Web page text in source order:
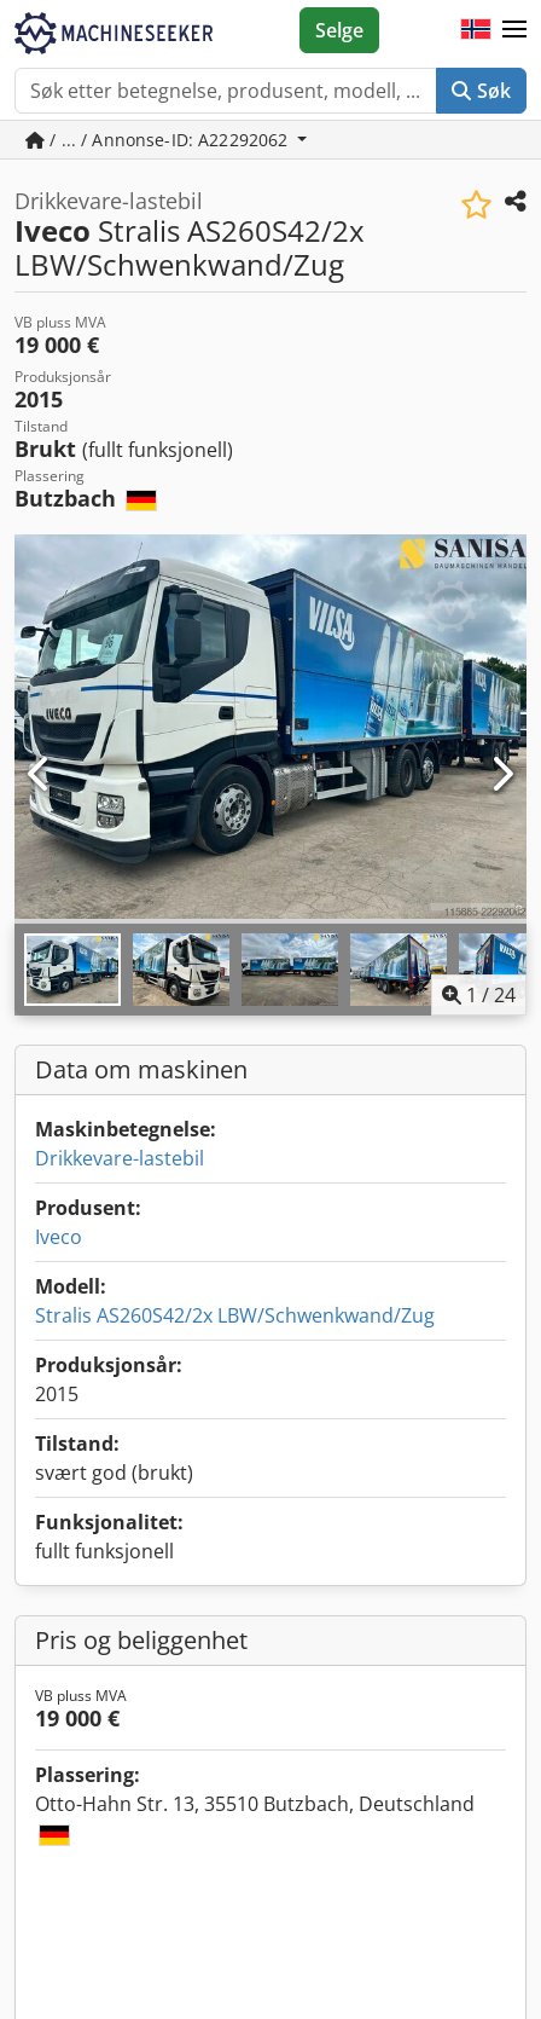
Søk
Selge
/ ... / Annonse-ID: A22292062
Drikkevare-lastebil
Iveco Stralis AS260S42/2x
LBW/Schwenkwand/Zug
VB pluss MVA
19 000 €
Produksjonsår
2015
Tilstand
Brukt (fullt funksjonell)
Plassering
Butzbach
1 /24
Data om maskinen
Maskinbetegnelse:
Drikkevare-lastebil
Produsent:
Iveco
Modell:
Stralis AS260S42/2x LBW/Schwenkwand/Zug
Produksjonsår:
2015
Tilstand:
svært god (brukt)
Funksjonalitet:
fullt funksjonell
Pris og beliggenhet
VB pluss MVA
19 000 €
Plassering:
Otto-Hahn Str. 13, 35510 Butzbach, Deutschland